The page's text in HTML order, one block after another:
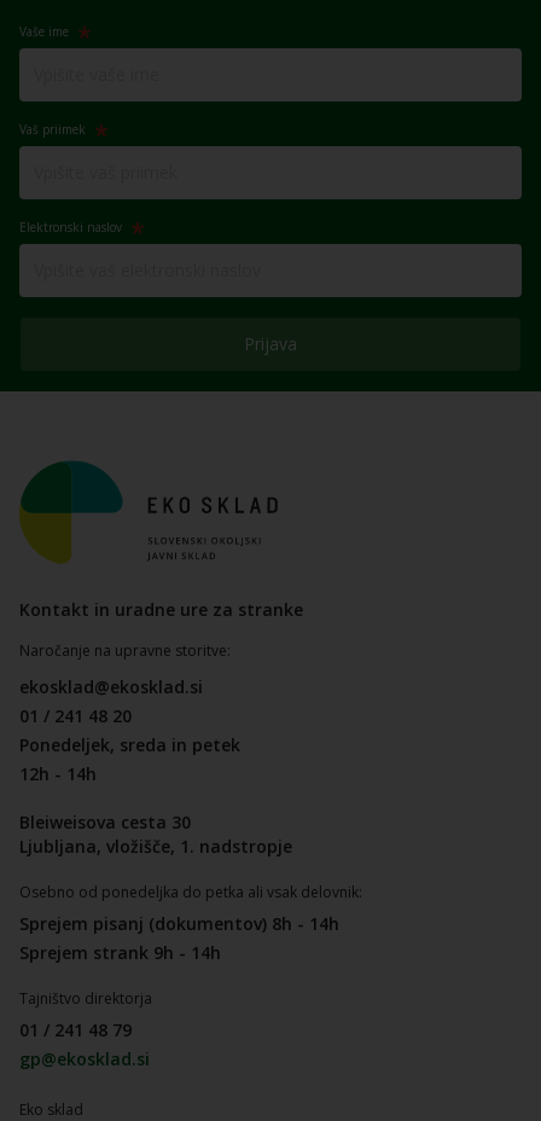
Vaše ime
Vaš priimek
Elektronski naslov
Prijava
Kontakt in uradne ure za stranke
Naročanje na upravne storitve:
ekosklad@ekosklad.si
01 / 241 48 20
Ponedeljek, sreda in petek
12h - 14h
Bleiweisova cesta 30
Ljubljana, vložišče, 1. nadstropje
Osebno od ponedeljka do petka ali vsak delovnik:
Sprejem pisanj (dokumentov) 8h - 14h
Sprejem strank 9h - 14h
Tajništvo direktorja
01 / 241 48 79
gp@ekosklad.si
Eko sklad